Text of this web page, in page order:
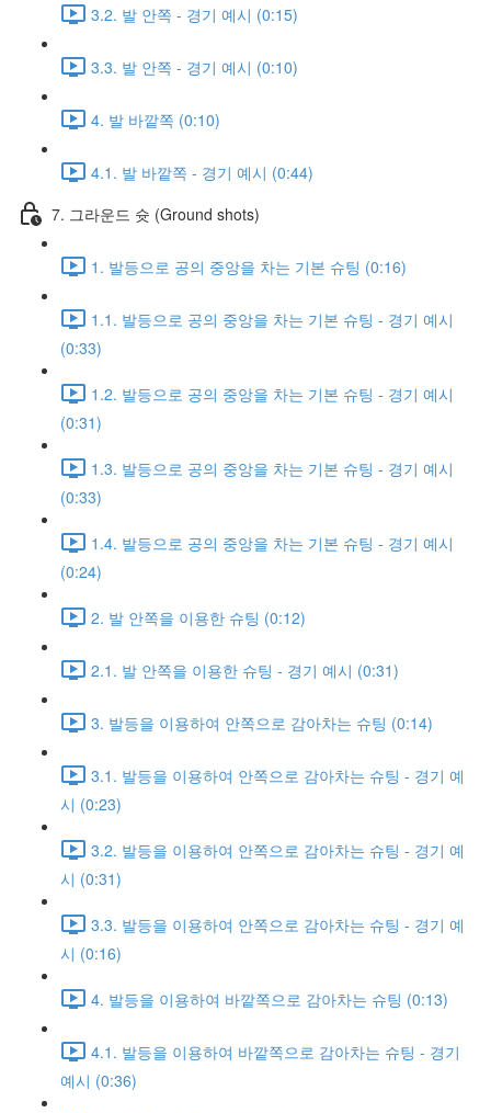
3.2. 발 안쪽 - 경기 예시 (0:15)
3.3. 발 안쪽 - 경기 예시 (0:10)
4. 발 바깥쪽 (0:10)
4.1. 발 바깥쪽 - 경기 예시 (0:44)
7. 그라운드 슛 (Ground shots)
1. 발등으로 공의 중앙을 차는 기본 슈팅 (0:16)
1.1. 발등으로 공의 중앙을 차는 기본 슈팅 - 경기 예시
(0:33)
1.2. 발등으로 공의 중앙을 차는 기본 슈팅 - 경기 예시
(0:31)
1.3. 발등으로 공의 중앙을 차는 기본 슈팅 - 경기 예시
(0:33)
1.4. 발등으로 공의 중앙을 차는 기본 슈팅 - 경기 예시
(0:24)
2. 발 안쪽을 이용한 슈팅 (0:12)
2.1. 발 안쪽을 이용한 슈팅 - 경기 예시 (0:31)
3. 발등을 이용하여 안쪽으로 감아차는 슈팅 (0:14)
3.1. 발등을 이용하여 안쪽으로 감아차는 슈팅 - 경기 예
시 (0:23)
3.2. 발등을 이용하여 안쪽으로 감아차는 슈팅 - 경기 예
시 (0:31)
3.3. 발등을 이용하여 안쪽으로 감아차는 슈팅 - 경기 예
시 (0:16)
4. 발등을 이용하여 바깥쪽으로 감아차는 슈팅 (0:13)
4.1. 발등을 이용하여 바깥쪽으로 감아차는 슈팅 - 경기
예시 (0:36)